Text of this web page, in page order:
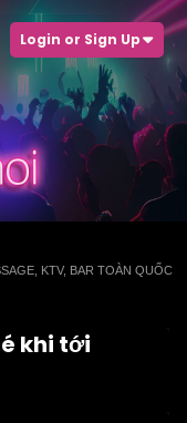
Login or Sign Up
KTV, BAR TOÀN QUỐC
khi tới